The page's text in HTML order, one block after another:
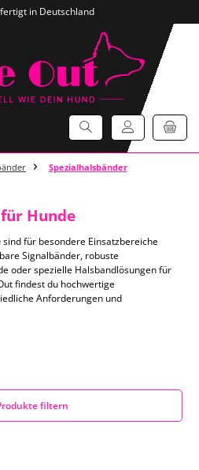
in Deutschland
Spezialhalsbänder
Hunde
sind für besondere Einsatzbereiche
Signalbänder, robuste
oder spezielle Halsbandlösungen für
findest du hochwertige
Anforderungen und
filtern